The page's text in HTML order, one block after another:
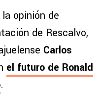
opinión de
de Rescalvo,
Carlos
el futuro de Ronald
.